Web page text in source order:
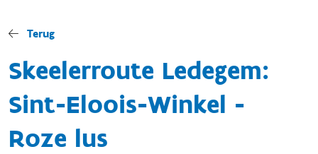
Terug
Skeelerroute Ledegem:
Sint-Eloois-Winkel -
Roze lus